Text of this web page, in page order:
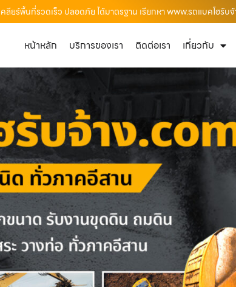
ลียร์พื้นที่รวดเร็ว ปลอดภัย ได้มาตรฐาน เรียกหา www.รถแบคโฮรับ
หน้าหลัก บริการของเรา ติดต่อเรา เกี่ยวกับ